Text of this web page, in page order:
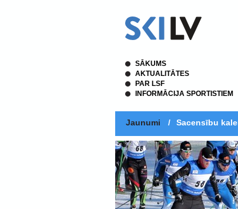
SĀKUMS
AKTUALITĀTES
PAR LSF
INFORMĀCIJA SPORTISTIEM
Jaunumi / Sacensību